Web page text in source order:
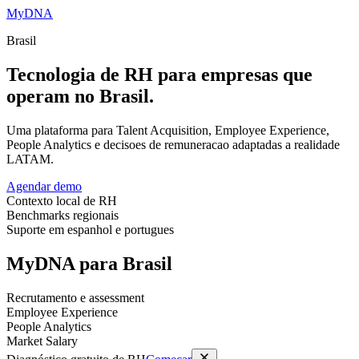
MyDNA
Brasil
Tecnologia de RH para empresas que
operam no Brasil.
Uma plataforma para Talent Acquisition, Employee Experience,
People Analytics e decisoes de remuneracao adaptadas a realidade
LATAM.
Agendar demo
Contexto local de RH
Benchmarks regionais
Suporte em espanhol e portugues
MyDNA para Brasil
Recrutamento e assessment
Employee Experience
People Analytics
Market Salary